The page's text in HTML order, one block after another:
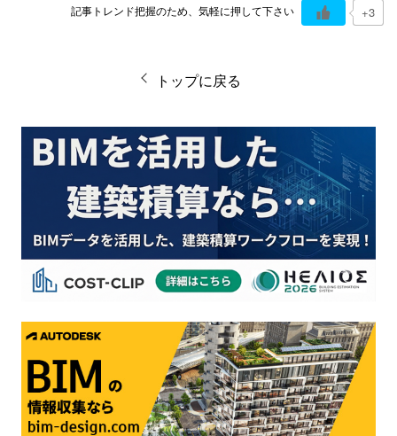
記事トレンド把握のため、気軽に押して下さい +3
トップに戻る